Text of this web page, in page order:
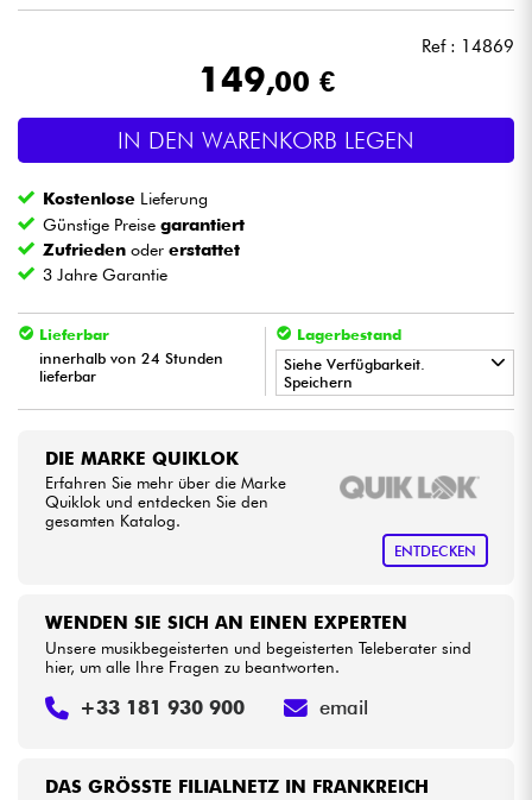
Licht
Blasinstrumente
Kinder
HiFi
Sehen Sie sich unsere Marken an
Ref : 14869
149,00 €
IN DEN WARENKORB LEGEN
Kostenlose Lieferung
Günstige Preisegarantiert
Zufrieden odererstattet
3 Jahre Garantie
Lieferbar
innerhalb von 24 Stunden
lieferbar
Lagerbestand
Siehe Verfügbarkeit.
Speichern
DIE MARKE QUIKLOK
Erfahren Sie mehr über die Marke
Quiklok und entdecken Sie den
gesamten Katalog.
ENTDECKEN
DAS GRÖSSTE FILIALNETZ IN FRANKREICH
WENDEN SIE SICH AN EINEN EXPERTEN
Unsere musikbegeisterten und begeisterten Teleberater sind
hier, um alle Ihre Fragen zu beantworten.
+33 181 930 900 email